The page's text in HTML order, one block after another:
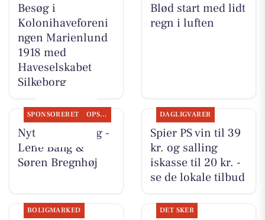
Besøg i
Kolonihaveforeni
ngen Marienlund
1918 med
Haveselskabet
Silkeborg
Blød start med lidt
regn i luften
SPONSORERET OPSLAGSTAVLEN
Nyt fra CD Bolig -
Lene Bang &
Søren Bregnhøj
DAGLIGVARER
Spier PS vin til 39
kr. og salling
iskasse til 20 kr. -
se de lokale tilbud
BOLIGMARKED DET SKER